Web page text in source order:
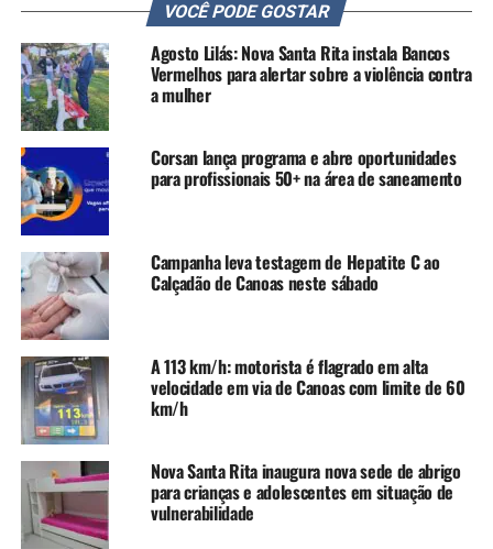
ainda pode haver discussão se a perda da função público
será relativa ao cargo de quando a improbidade ocorreu
ou se estende ao cargo atual.
Por fim, ainda há uma discussão no âmbito eleitoral se
esta condenação seria individual ou se estenderia à chapa
que concorreu.
Relembre o caso
No dia 20 de fevereiro, o ministro Teodoro Silva Santos,
do Superior Tribunal de Justiça (STJ), se posicionou
contra o recurso da defesa do prefeito de Canoas, Airton
Souza (PL), em um processo de improbidade
administrativa durante sua gestão frente à extinta
Companhia de Indústrias Eletroquímicas (Ciel), uma
empresa pública então vinculada à Corsan.
Naquele momento, um ministro seguiu o voto do relator.
Como a turma é composta por cinco ministros, com mais
um voto favorável à decisão do relator, a maioria seria
VOCÊ PODE GOSTAR
Agosto Lilás: Nova Santa Rita instala Bancos
Vermelhos para alertar sobre a violência contra
a mulher
Corsan lança programa e abre oportunidades
para profissionais 50+ na área de saneamento
Campanha leva testagem de Hepatite C ao
Calçadão de Canoas neste sábado
A 113 km/h: motorista é flagrado em alta
velocidade em via de Canoas com limite de 60
km/h
Nova Santa Rita inaugura nova sede de abrigo
para crianças e adolescentes em situação de
vulnerabilidade